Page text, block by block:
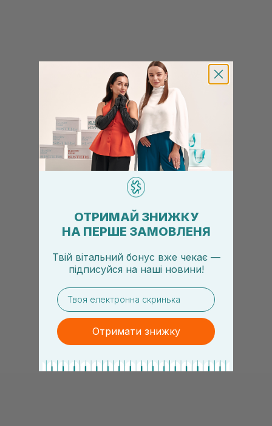
ОТРИМАЙ ЗНИЖКУ
НА ПЕРШЕ ЗАМОВЛЕНЯ
Твій вітальний бонус вже чекає —
підписуйся на наші новини!
email
Отримати знижку